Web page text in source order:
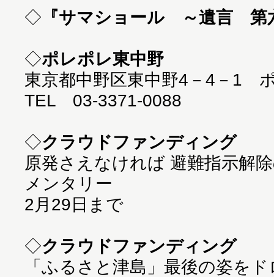
◇ 『サマショール ～遺言 第
◇ポレポレ東中野
東京都中野区東中野4－4－1
TEL 03-3371-0088
◇クラウドファンディング
原発さえなければ 避難指示解
メンタリー
2月29日まで
◇クラウドファンディング
「ふるさと津島」最後の姿を